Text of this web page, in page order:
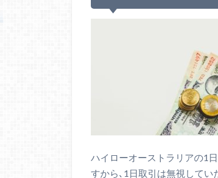
ハイローオーストラリアの1
すから､1日取引は無視してい